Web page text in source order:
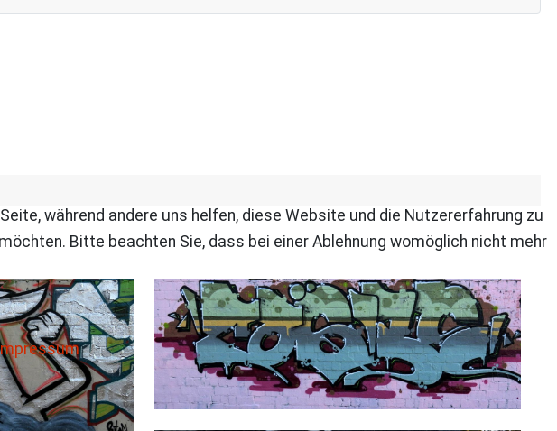
während andere uns helfen, diese Website und die Nutzererfahrung zu
Bitte beachten Sie, dass bei einer Ablehnung womöglich nicht mehr